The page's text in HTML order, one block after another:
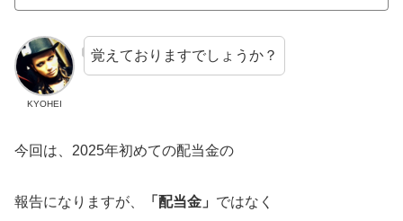
KYOHEI
覚えておりますでしょうか？
今回は、2025年初めての配当金の
報告になりますが、 「配当金」 ではなく